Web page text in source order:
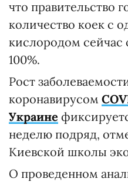
что правительство
количество коек с
кислородом сейчас
100%.
Рост
коронавирусом
Украине
неделю подряд,
Киевской школы
О проведенном